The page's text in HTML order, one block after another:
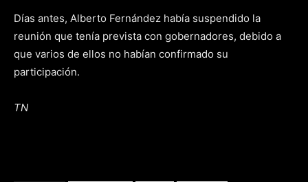
Días antes, Alberto Fernández había suspendido la
reunión que tenía prevista con gobernadores, debido a
que varios de ellos no habían confirmado su
participación.
TN